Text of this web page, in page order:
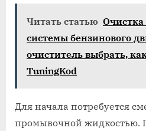
Читать статью
системы бензинового
очиститель выбрать,
TuningKod
Для начала потребуется
промывочной жидкостью.